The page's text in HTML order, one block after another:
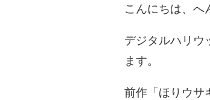
こんにちは、へ
デジタルハリウ
ます。
前作「ほりウサ